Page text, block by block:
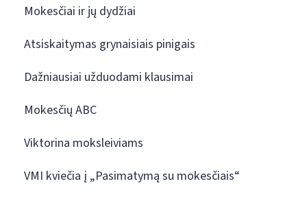
Mokesčiai ir jų dydžiai
Atsiskaitymas grynaisiais pinigais
Dažniausiai užduodami klausimai
Mokesčių ABC
Viktorina moksleiviams
VMI kviečia į „Pasimatymą su mokesčiais“